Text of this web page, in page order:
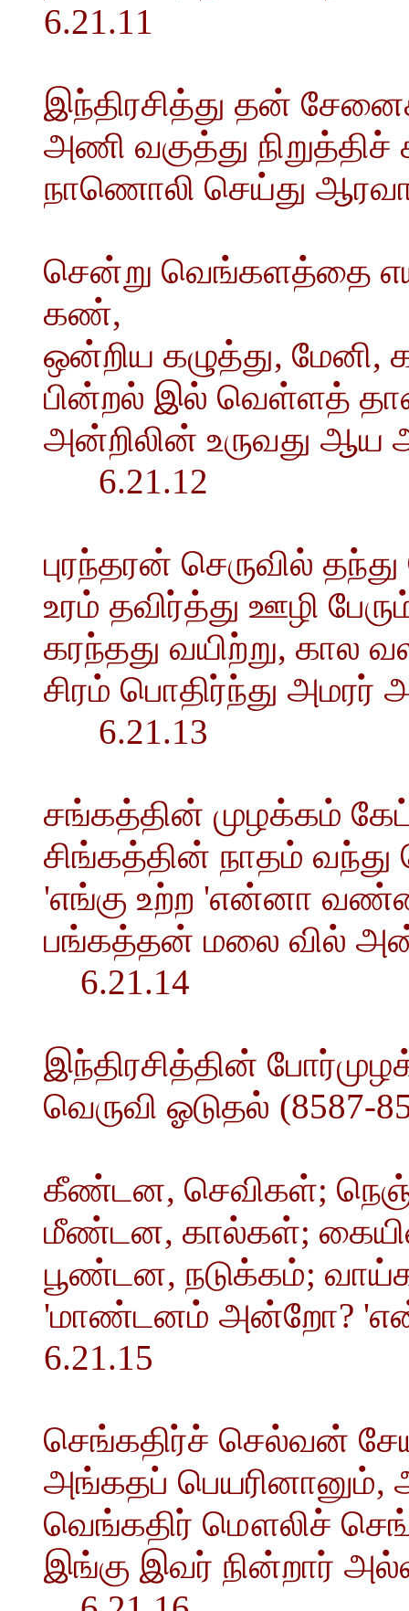
6.21.11
இந்திரசித்து தன்
அணி வகுத்து
நாணொலி செய்து
சென்று வெங்களத்தை
கண்,
ஒன்றிய கழுத்து, மேனி,
பின்றல் இல் வெள்ளத்
அன்றிலின் உருவது ஆய
6.21.12
புரந்தரன் செருவில்
உரம் தவிர்த்து ஊழி
கரந்தது வயிற்று, கால
சிரம் பொதிர்ந்து
6.21.13
சங்கத்தின் முழக்கம்
சிங்கத்தின் நாதம் வந்து
'எங்கு உற்ற 'என்னா
பங்கத்தன் மலை வில்
6.21.14
இந்திரசித்தின்
வெருவி ஓடுதல் (8587-
கீண்டன, செவிகள்;
மீண்டன, கால்கள்; கையின்
பூண்டன, நடுக்கம்;
'மாண்டனம் அன்றோ?
6.21.15
செங்கதிர்ச் செல்வன்
அங்கதப்
வெங்கதிர் மௌலிச்
இங்கு இவர் நின்றார்